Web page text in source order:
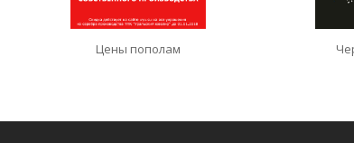
Цены пополам